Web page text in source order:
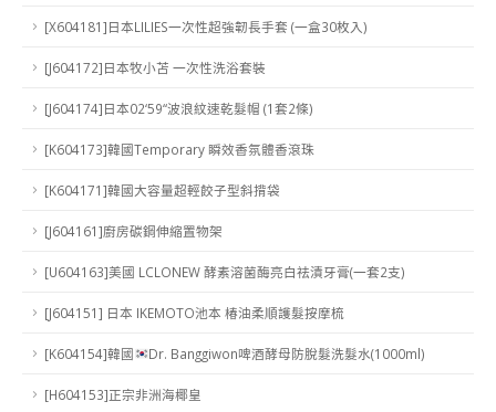
[X604181]日本LILIES一次性超強韌長手套 (一盒30枚入)
[J604172]日本牧小苫 一次性洗浴套裝
[J604174]日本02‘59“波浪紋速乾髮帽 (1套2條)
[K604173]韓國Temporary 瞬效香氛體香滾珠
[K604171]韓國大容量超輕餃子型斜揹袋
[J604161]廚房碳鋼伸縮置物架
[U604163]美國 LCLONEW 酵素溶菌酶亮白祛漬牙膏(一套2支)
[J604151] 日本 IKEMOTO池本 椿油柔順護髮按摩梳
[K604154]韓國 Dr. Banggiwon啤酒酵母防脫髮洗髮水(1000ml)
[H604153]正宗非洲海椰皇